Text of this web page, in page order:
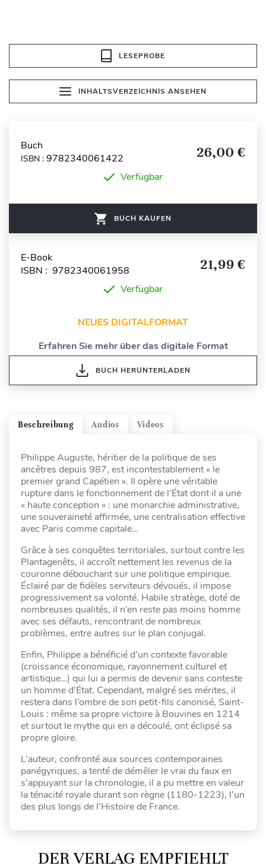
LESEPROBE
INHALTSVERZEICHNIS ANSEHEN
Buch
ISBN : 9782340061422 26,00 €
Verfügbar
BUCH KAUFEN
E-Book
ISBN : 9782340061958
21,99 €
Verfügbar
NEUES DIGITALFORMAT
Erfahren Sie mehr über das digitale Format
BUCH HERUNTERLADEN
Videos
Audios
Beschreibung
Philippe Auguste, héritier de la politique de ses
ancêtres depuis 987, est incontestablement « le
premier grand Capétien ». Il opère une véritable
rupture dans le fonctionnement de l’État dont il a une
« haute conception » : une monarchie administrative,
une souveraineté affirmée, une centralisation effective
avec Paris comme capitale…
Grâce à ses conquêtes territoriales, surtout contre les
Plantagenêts, il accroît nettement les revenus de la
couronne débouchant sur une politique empirique.
Éclairé par de fidèles serviteurs dévoués, il impose
progressivement sa volonté. Habile stratège, doté de
nombreuses qualités, il n’en reste pas moins homme
avec ses défauts, rencontrant de nombreux
problèmes, entre autres sur le plan conjugal.
Enfin, Philippe a bénéficié d’un contexte favorable
(croissance économique, rayonnement culturel et
artistique…) qui lui a permis de devenir sans conteste
un homme d’État. Cependant, malgré ses mérites, il
restera dans l’ombre de son petit-fils canonisé, Saint-
Louis : même sa propre victoire à Bouvines en 1214
et surtout le mythe qui en a découlé, ont éclipsé sa
propre gloire.
L’auteur, confronté aux sources contemporaines
panégyriques, a tenté de démêler le vrai du faux en
s’appuyant sur la chronologie, il a pu mettre en valeur
la ténacité royale durant son règne (1180-1223), l’un
des plus longs de l’Histoire de France.
DER VERLAG EMPFIEHLT